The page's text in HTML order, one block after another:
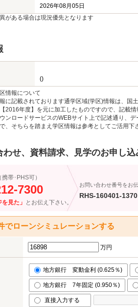
2026年08月05日
がある場合は現況優先となります
()
情報について
に記載されております通学区域(学区)情報は、
2016年度】を元に加工したものですので、記載
ンロードサービスのWEBサイト上で記述通り、
、そちらを踏まえ学区情報は参考としてご活用下
わせ、資料請求、見学のお申し込
帯･PHS可）
7300
見た」 とお伝え下さい。
お問い合わせ番号をお
RHS-160401-1370
でローンシミュレーションする
万円
地方銀行 変動金利 (0.625％)
地方銀行 7年固定 (0.950％)
直接入力する